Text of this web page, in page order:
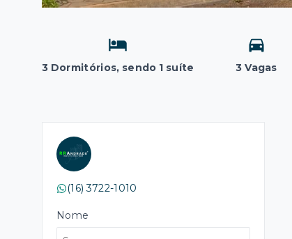
3 Dormitórios, sendo 1 suíte 3 Vagas
(16) 3722-1010
Nome